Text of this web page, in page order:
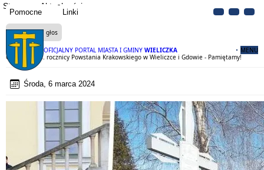
Pomocne Linki
OFICJALNY PORTAL MIASTA I GMINY WIELICZKA MENU
Strona Aktualności
Czytaj na głos
Obchody 178. rocznicy Powstania Krakowskiego w Wieliczce i Gdowie - Pamiętamy!
Środa, 6 marca 2024